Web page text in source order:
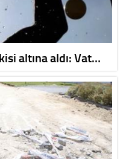
altına aldı: Vat…